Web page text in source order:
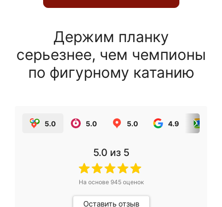
Держим планку
серьезнее, чем чемпионы
по фигурному катанию
5.0 5.0 5.0 4.9
5.0 из 5
На основе 945оценок
Оставить отзыв